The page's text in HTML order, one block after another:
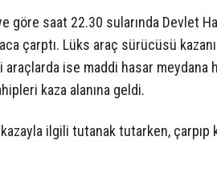
göre saat 22.30 sularında Devlet
çarptı. Lüks araç sürücüsü
araçlarda ise maddi hasar meydana
kaza alanına geldi.
ilgili tutanak tutarken, çarpıp